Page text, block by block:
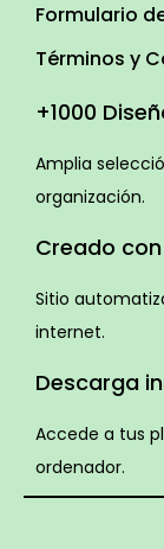
Formulario
Términos y
+1000
Amplia
organización.
Creado
Sitio
internet.
Descarga
Accede a tus
ordenador.